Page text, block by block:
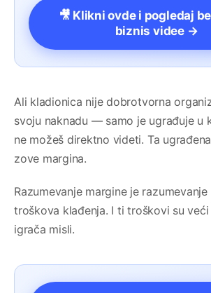
🎥 Klikni ovde i pogledaj
biznis videe →
Ali kladionica nije dobrotvorna
svoju naknadu — samo je ugrađuje u
ne možeš direktno videti. Ta
zove margina.
Razumevanje margine je
troškova klađenja. I ti troškovi su
igrača misli.